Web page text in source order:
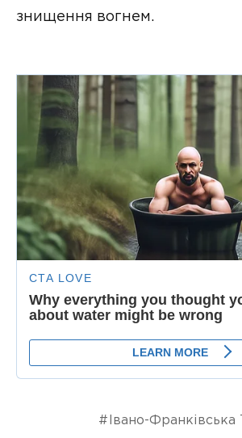
знищення вогнем.
Івано-Франківська